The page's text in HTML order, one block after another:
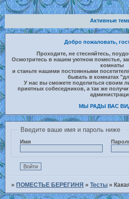
Активные
Добро пожаловать,
Проходите, не стесняйтесь,
Осмотритесь в нашем уютном поместье,
комнаты
и станьте нашими постоянными
бывать в комнатах
У нас вы сможете поделиться своим
приятных собеседников, а так же
МЫ РАДЫ ВАС
Введите ваше имя и пароль ниже
Имя
»ПОМЕСТЬЕ БЕРЕГИНЯ »Тесты »